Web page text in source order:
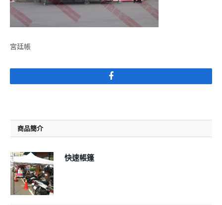
宮廷帳
Facebook
商品簡介
快速帳篷